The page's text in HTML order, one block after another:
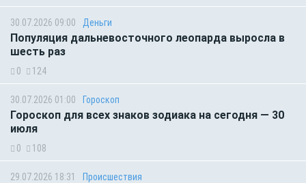
30.07.2026 09:00 Деньги
Популяция дальневосточного леопарда выросла в
шесть раз
0 124
30.07.2026 01:00 Гороскоп
Гороскоп для всех знаков зодиака на сегодня — 30
июля
0 108
29.07.2026 18:31 Происшествия